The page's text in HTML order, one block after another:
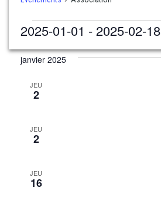
Évènements
2025-01-01 - 2025-02-18
une
janvier 2025
JEU
2
JEU
2
JEU
16